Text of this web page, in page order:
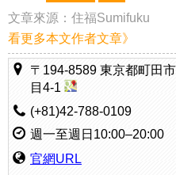
文章來源： 住福Sumifuku
看更多本文作者文章》
〒194-8589 東京都町田
目4-1
(+81)42-788-0109
週一至週日10:00–20:00
官網URL